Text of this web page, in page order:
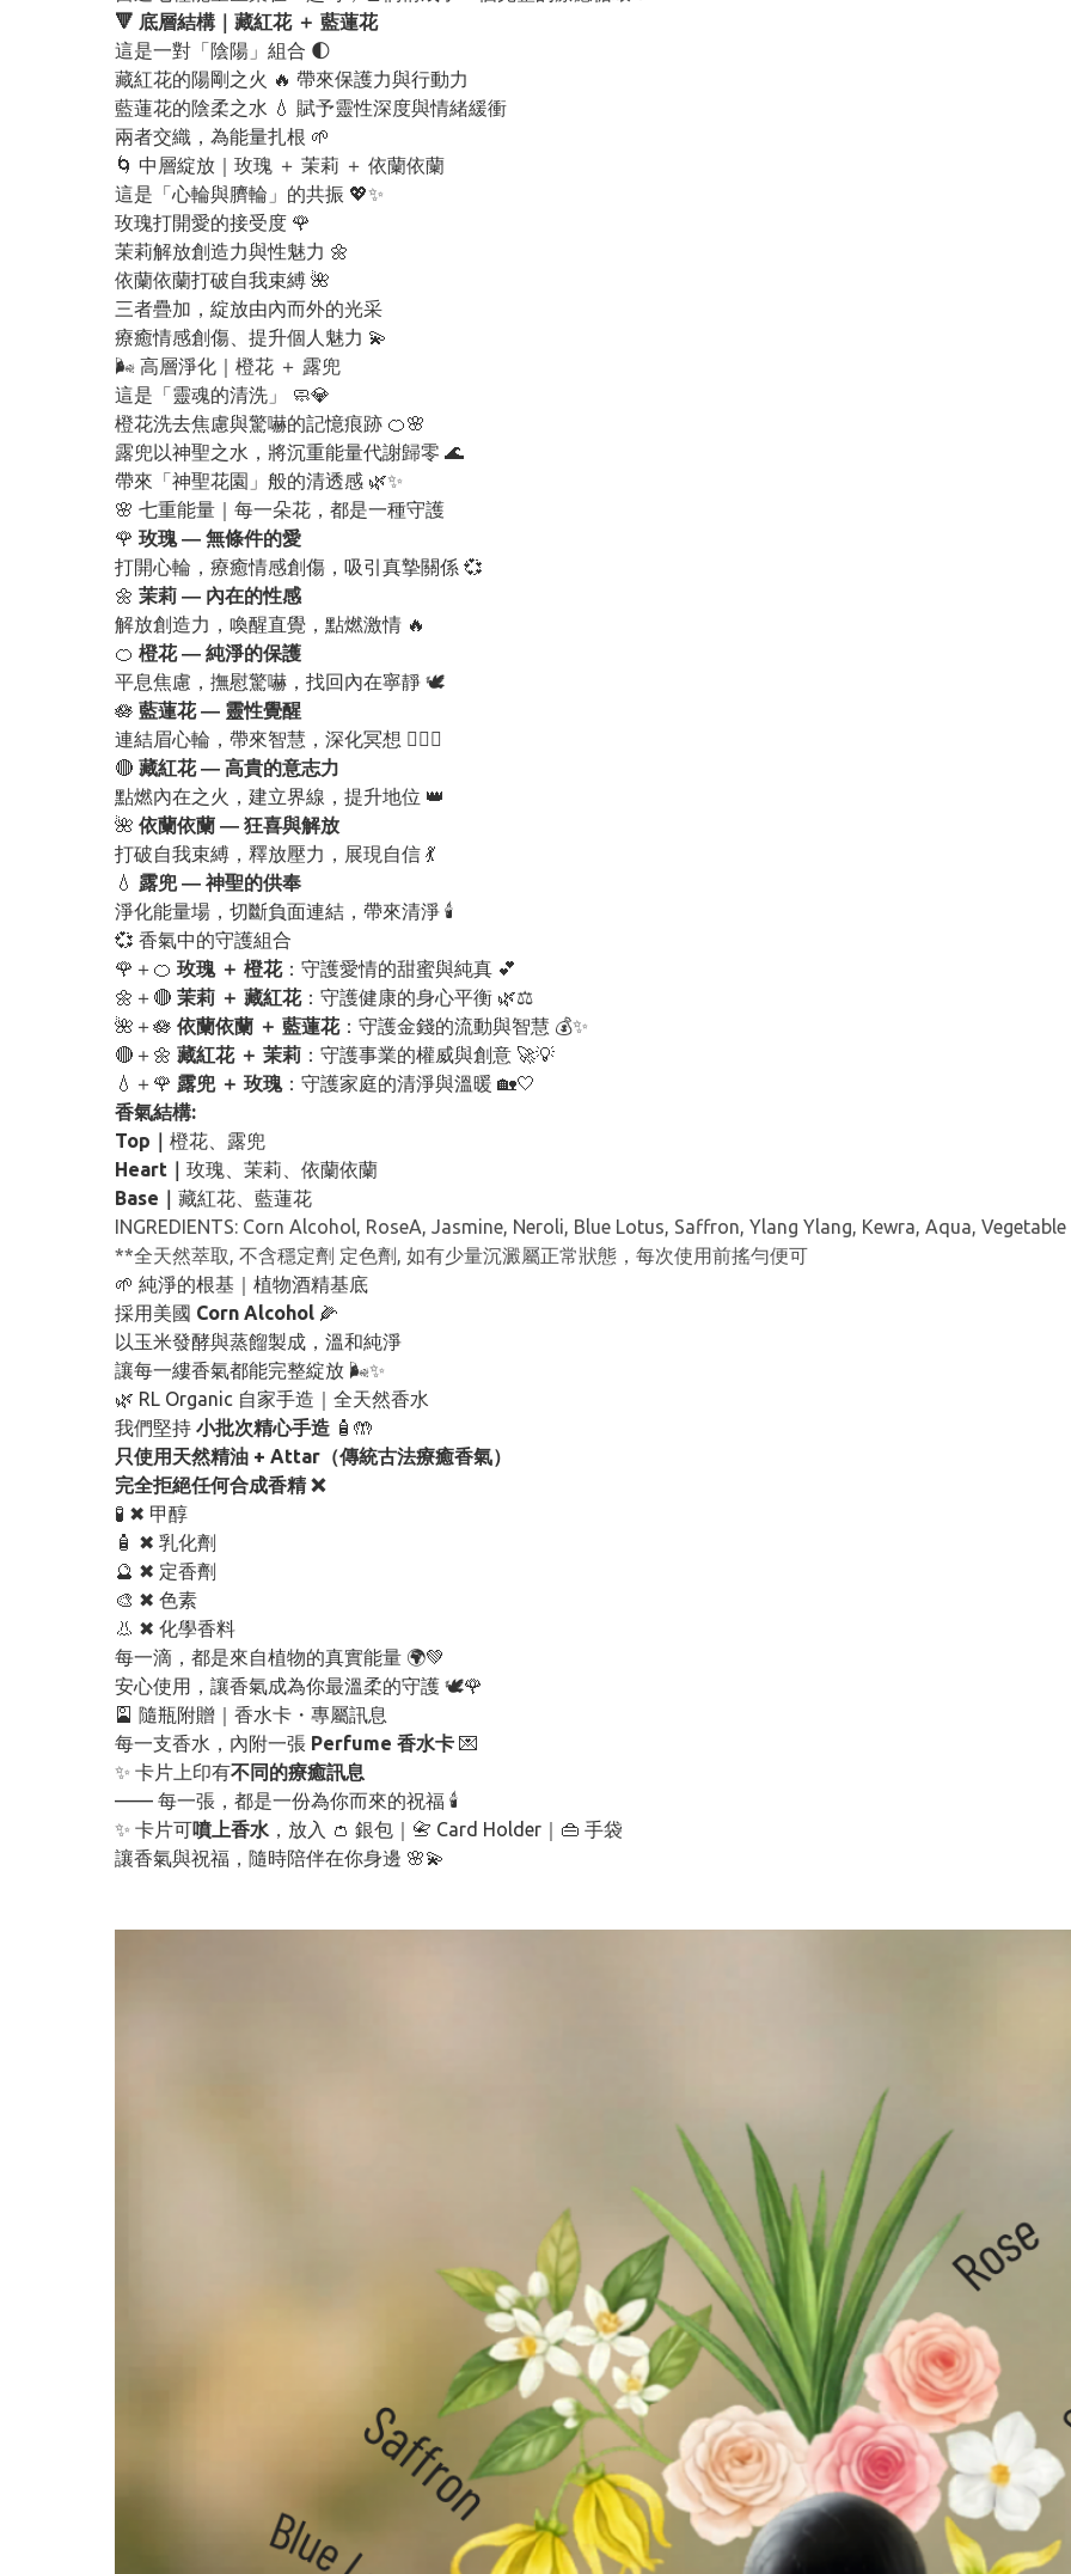
🔻 底層結構｜藏紅花 ＋ 藍蓮花
這是一對「陰陽」組合 🌓
藏紅花的陽剛之火 🔥 帶來保護力與行動力
藍蓮花的陰柔之水 💧 賦予靈性深度與情緒緩衝
兩者交織，為能量扎根 🌱
🌀 中層綻放｜玫瑰 ＋ 茉莉 ＋ 依蘭依蘭
這是「心輪與臍輪」的共振 💖✨
玫瑰打開愛的接受度 🌹
茉莉解放創造力與性魅力 🌼
依蘭依蘭打破自我束縛 🌺
三者疊加，綻放由內而外的光采
療癒情感創傷、提升個人魅力 💫
🌬️ 高層淨化｜橙花 ＋ 露兜
這是「靈魂的清洗」 🧼💎
橙花洗去焦慮與驚嚇的記憶痕跡 🍊🌸
露兜以神聖之水，將沉重能量代謝歸零 🌊
帶來「神聖花園」般的清透感 🌿✨
🌸 七重能量｜每一朵花，都是一種守護
🌹 玫瑰 ― 無條件的愛
打開心輪，療癒情感創傷，吸引真摯關係 💞
🌼 茉莉 ― 內在的性感
解放創造力，喚醒直覺，點燃激情 🔥
🍊 橙花 ― 純淨的保護
平息焦慮，撫慰驚嚇，找回內在寧靜 🕊️
🪷 藍蓮花 ― 靈性覺醒
連結眉心輪，帶來智慧，深化冥想 🧘‍♀️✨
🔴 藏紅花 ― 高貴的意志力
點燃內在之火，建立界線，提升地位 👑
🌺 依蘭依蘭 ― 狂喜與解放
打破自我束縛，釋放壓力，展現自信 💃
💧 露兜 ― 神聖的供奉
淨化能量場，切斷負面連結，帶來清淨 🕯️
💞 香氣中的守護組合
🌹＋🍊 玫瑰 ＋ 橙花：守護愛情的甜蜜與純真 💕
🌼＋🔴 茉莉 ＋ 藏紅花：守護健康的身心平衡 🌿⚖️
🌺＋🪷 依蘭依蘭 ＋ 藍蓮花：守護金錢的流動與智慧 💰✨
🔴＋🌼 藏紅花 ＋ 茉莉 ：守護事業的權威與創意 🚀💡
💧＋🌹 露兜 ＋ 玫瑰：守護家庭的清淨與溫暖 🏡🤍
香氣結構:
Top｜ 橙花、露兜
Heart｜ 玫瑰、茉莉、依蘭依蘭
Base｜ 藏紅花、藍蓮花
INGREDIENTS: Corn Alcohol, RoseA, Jasmine, Neroli, Blue Lotus, Saffron, Ylang Ylang, Kewra, Aqua, Vegetable
**全天然萃取, 不含穩定劑 定色劑, 如有少量沉澱屬正常狀態，每次使用前搖勻便可
🌱 純淨的根基｜植物酒精基底
採用美國 Corn Alcohol 🌽
以玉米發酵與蒸餾製成，溫和純淨
讓每一縷香氣都能完整綻放 🌬️✨
🌿 RL Organic 自家手造｜全天然香水
我們堅持 小批次精心手造 🧴🤲
只使用天然精油 + Attar（傳統古法療癒香氣）
完全拒絕任何合成香精 ❌
🧪 ✖ 甲醇
🧴 ✖ 乳化劑
🔮 ✖ 定香劑
🎨 ✖ 色素
👃 ✖ 化學香料
每一滴，都是來自植物的真實能量 🌍💚
安心使用，讓香氣成為你最溫柔的守護 🕊️🌹
🎴 隨瓶附贈｜香水卡・專屬訊息
每一支香水，內附一張 Perfume 香水卡 💌
✨ 卡片上印有不同的療癒訊息
—— 每一張，都是一份為你而來的祝福 🕯️
✨ 卡片可噴上香水 ，放入 👛 銀包｜📇 Card Holder｜👜 手袋
讓香氣與祝福，隨時陪伴在你身邊 🌸💫